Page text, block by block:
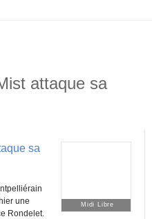
attaque sa
Midi Libre
sa
une
Rondelet.